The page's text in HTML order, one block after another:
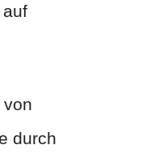
auf
durch